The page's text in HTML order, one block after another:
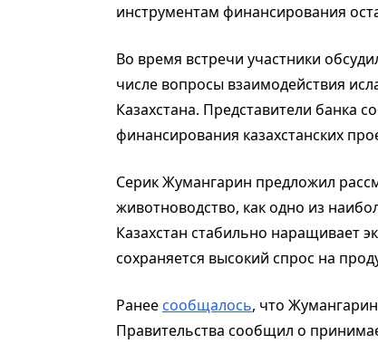
инструментам финансирования
Во время встречи участники
числе вопросы взаимодействия
Казахстана. Представители банка
финансирования казахстанских
Серик Жумангарин предложил
животноводство, как одно из
Казахстан стабильно наращивает
сохраняется высокий спрос на
Ранее сообщалось, что
Правительства сообщил о